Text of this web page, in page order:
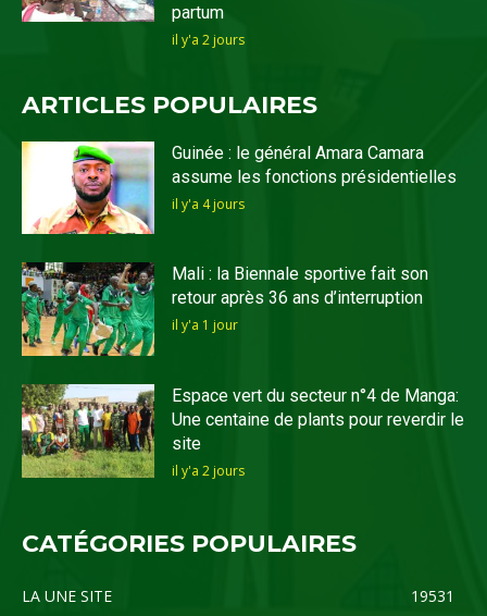
partum
il y'a 2 jours
ARTICLES POPULAIRES
Guinée : le général Amara Camara
assume les fonctions présidentielles
il y'a 4 jours
Mali : la Biennale sportive fait son
retour après 36 ans d’interruption
il y'a 1 jour
Espace vert du secteur n°4 de Manga:
Une centaine de plants pour reverdir le
site
il y'a 2 jours
CATÉGORIES POPULAIRES
LA UNE SITE
19531